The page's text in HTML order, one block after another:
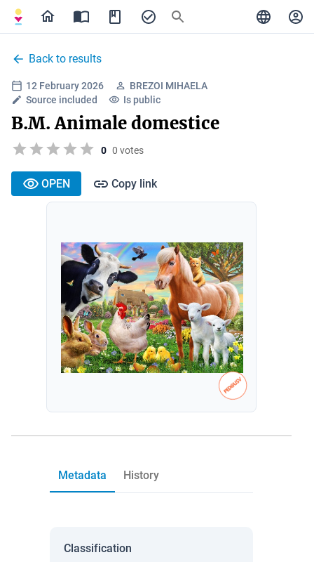
Back to results
12 February 2026
BREZOI MIHAELA
Source included
Is public
B.M. Animale domestice
0 0 votes
OPEN Copy link
Metadata History
Classification